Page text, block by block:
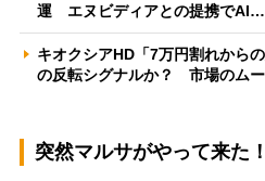
運 エヌビディアとの提携でAI…
キオクシアHD「7万円割れから
の反転シグナルか？ 市場のム
突然マルサがやって来た！